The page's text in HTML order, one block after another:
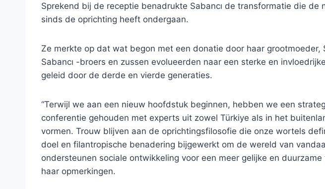
Sprekend bij de receptie benadrukte Sabancı de transformatie die de
sinds de oprichting heeft ondergaan.
Ze merkte op dat wat begon met een donatie door haar grootmoeder,
Sabancı -broers en zussen evolueerden naar een sterke en
geleid door de derde en vierde generaties.
“Terwijl we aan een nieuw hoofdstuk beginnen, hebben we een
conferentie gehouden met experts uit zowel Türkiye als in het
vormen. Trouw blijven aan de oprichtingsfilosofie die onze wortels
doel en filantropische benadering bijgewerkt om de wereld van
ondersteunen sociale ontwikkeling voor een meer gelijke en duurzame
haar opmerkingen.